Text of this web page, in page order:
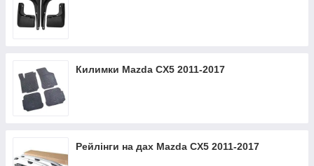
Килимки Mazda CX5 2011-2017
Рейлінги на дах Mazda CX5 2011-2017